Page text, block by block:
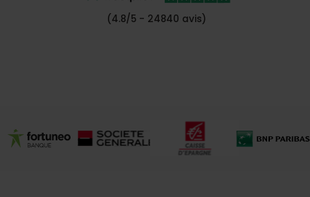
(4.8/5 - 24840 avis)